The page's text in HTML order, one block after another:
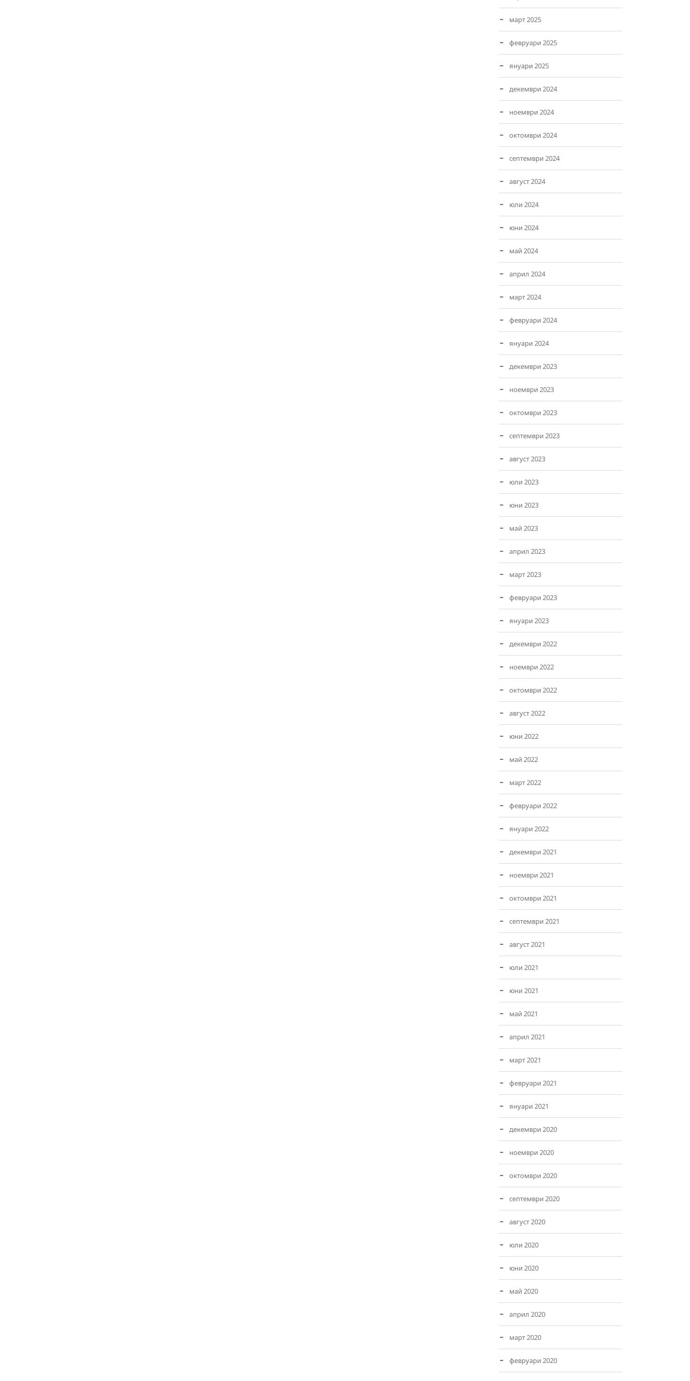
март 2025
февруари 2025
януари 2025
декември 2024
ноември 2024
октомври 2024
септември 2024
август 2024
юли 2024
юни 2024
май 2024
април 2024
март 2024
февруари 2024
януари 2024
декември 2023
ноември 2023
октомври 2023
септември 2023
август 2023
юли 2023
юни 2023
май 2023
април 2023
март 2023
февруари 2023
януари 2023
декември 2022
ноември 2022
октомври 2022
август 2022
юни 2022
май 2022
март 2022
февруари 2022
януари 2022
декември 2021
ноември 2021
октомври 2021
септември 2021
август 2021
юли 2021
юни 2021
май 2021
април 2021
март 2021
февруари 2021
януари 2021
декември 2020
ноември 2020
октомври 2020
септември 2020
август 2020
юли 2020
юни 2020
май 2020
април 2020
март 2020
февруари 2020